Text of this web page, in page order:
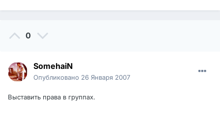
0
SomehaiN
Опубликовано 26 Января 2007
Выставить права в группах.